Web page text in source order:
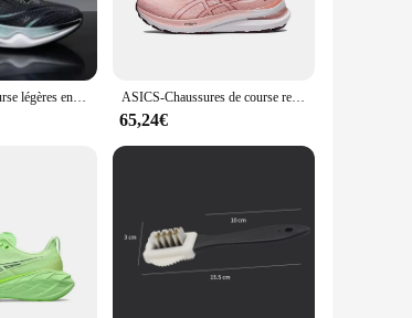
Chaussures de course légères en maille respirante pour hommes, chaussures de sport décontractées, baskets d'entraînement athlétiques, plein air, mode ASICS-Chaussures de course respirantes GEL Kayano pour femmes, baskets de sport, à coussin d'air, originales, GE L29, 29
65,24€